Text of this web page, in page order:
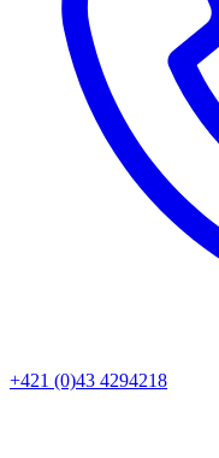
+421 (0)43 4294218